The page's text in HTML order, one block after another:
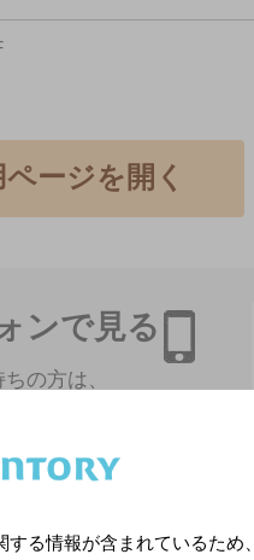
ージを開く
ンで見る
の方は、
る情報が含まれているため、